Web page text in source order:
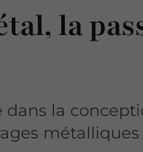
la
dans la